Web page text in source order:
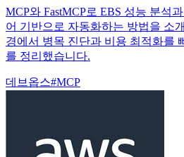
MCP와 FastMCP로 EBS 성능 분석
어 기반으로 자동화하는 방법을 소
경에서 병목 진단과 비용 최적화를
를 정리했습니다.
데브옵스#MCP